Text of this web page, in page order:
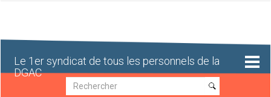
Le 1er syndicat de tous les personnels de la
DGAC
Recherche
Recherche